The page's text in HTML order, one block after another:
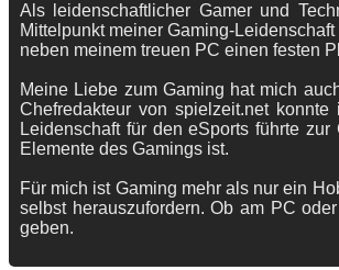
Als leidenschaftlicher Gamer und
Mittelpunkt meiner Gaming-
neben meinem treuen PC einen festen
Meine Liebe zum Gaming hat mich
Chefredakteur von spielzeit.net
Leidenschaft für den eSports führte
Elemente des Gamings ist.
Für mich ist Gaming mehr als nur ein
selbst herauszufordern. Ob am PC
geben.